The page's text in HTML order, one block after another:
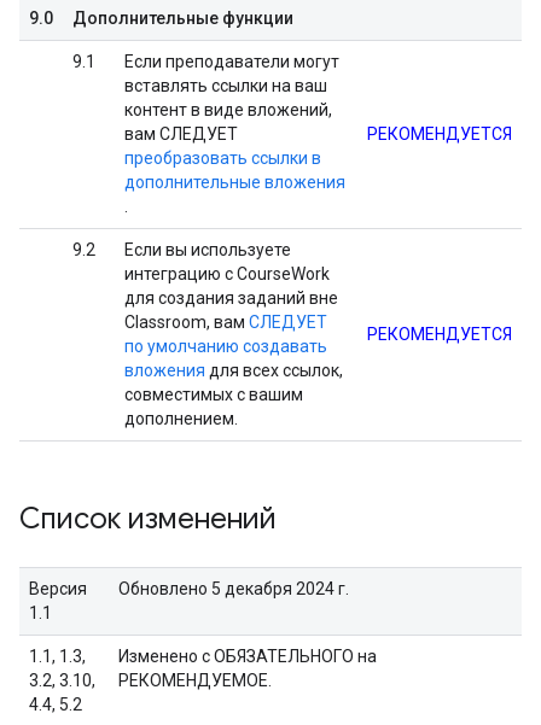
9.0 Дополнительные функции
9.1
Если преподаватели могут
вставлять ссылки на ваш
контент в виде вложений,
вам СЛЕДУЕТ
преобразовать ссылки в
дополнительные вложения
РЕКОМЕНДУЕТСЯ
9.2
Если вы используете
интеграцию с CourseWork
для создания заданий вне
Classroom, вам СЛЕДУЕТ
по умолчанию создавать
вложения для всех ссылок,
совместимых с вашим
дополнением.
РЕКОМЕНДУЕТСЯ
Список изменений
Версия
1.1
Обновлено 5 декабря 2024 г.
1.1, 1.3,
3.2, 3.10,
4.4, 5.2
Изменено с ОБЯЗАТЕЛЬНОГО на
РЕКОМЕНДУЕМОЕ.